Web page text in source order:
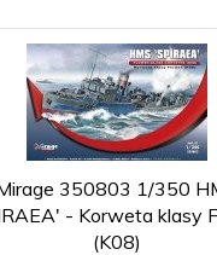
350803 1/350
- Korweta klasy
(K08)